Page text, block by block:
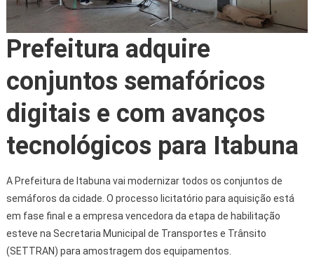
Prefeitura adquire
conjuntos semafóricos
digitais e com avanços
tecnológicos para Itabuna
A Prefeitura de Itabuna vai modernizar todos os conjuntos de
semáforos da cidade. O processo licitatório para aquisição está
em fase final e a empresa vencedora da etapa de habilitação
esteve na Secretaria Municipal de Transportes e Trânsito
(SETTRAN) para amostragem dos equipamentos.